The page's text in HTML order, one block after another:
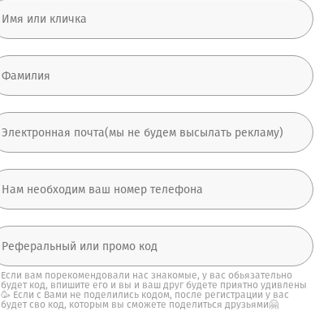
Если вам порекомендовали нас знакомые, у вас обьязательно
будет код, впишите его и вы и ваш друг будете приятно удивлены
🥳 Если с Вами не поделились кодом, после регистрации у вас
будет сво код, которым вы сможете поделиться друзьями🤗